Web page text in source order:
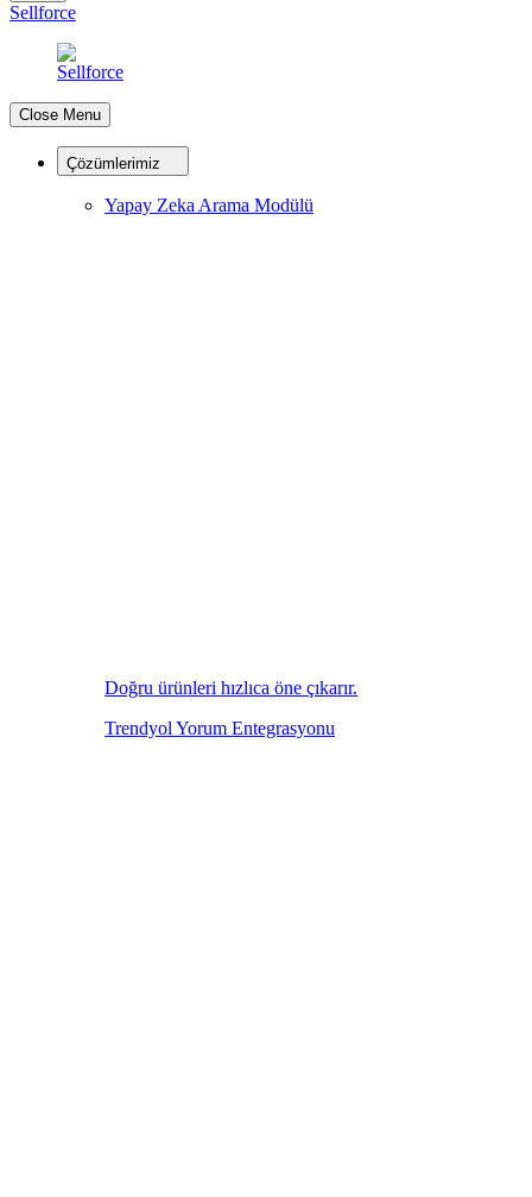
Sellforce
Close Menu
Çözümlerimiz
Yapay Zeka Arama Modülü
Doğru ürünleri hızlıca öne çıkarır.
Trendyol Yorum Entegrasyonu